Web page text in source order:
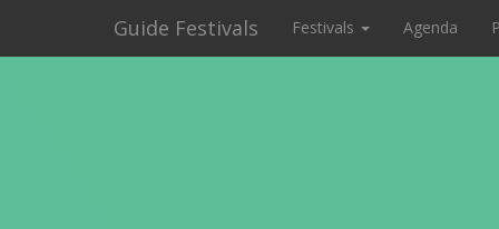
Guide Festivals Festivals Agenda